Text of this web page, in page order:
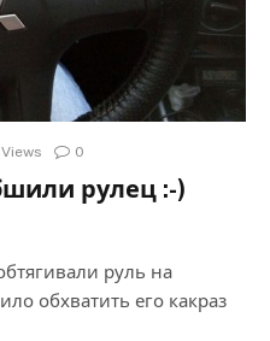
Views 0
рулец :-)
руль на
обхватить его какраз